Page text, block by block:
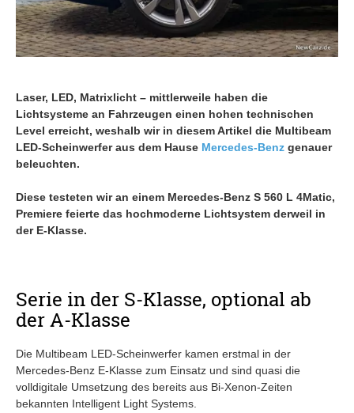
Laser, LED, Matrixlicht – mittlerweile haben die
Lichtsysteme an Fahrzeugen einen hohen technischen
Level erreicht, weshalb wir in diesem Artikel die Multibeam
LED-Scheinwerfer aus dem Hause Mercedes-Benz genauer
beleuchten.
Diese testeten wir an einem Mercedes-Benz S 560 L 4Matic,
Premiere feierte das hochmoderne Lichtsystem derweil in
der E-Klasse.
Serie in der S-Klasse, optional ab
der A-Klasse
Die Multibeam LED-Scheinwerfer kamen erstmal in der
Mercedes-Benz E-Klasse zum Einsatz und sind quasi die
volldigitale Umsetzung des bereits aus Bi-Xenon-Zeiten
bekannten Intelligent Light Systems.